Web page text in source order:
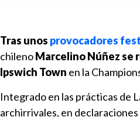
Tras unos provocadores
chilenoMarcelino Núñez se
Ipswich Town en la
Integrado en las prácticas de
archirrivales, en